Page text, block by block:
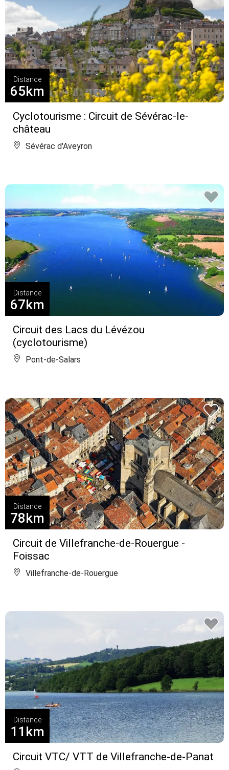
Cyclotourisme : Circuit de Sévérac-le-
château
Distance
65km
Sévérac d'Aveyron
Circuit des Lacs du Lévézou
(cyclotourisme)
Distance
67km
Pont-de-Salars
Circuit de Villefranche-de-Rouergue -
Foissac
Distance
78km
Villefranche-de-Rouergue
Circuit VTC/ VTT de Villefranche-de-Panat
Distance
11km